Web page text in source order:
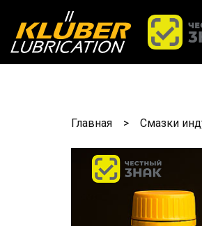
Главная Смазки